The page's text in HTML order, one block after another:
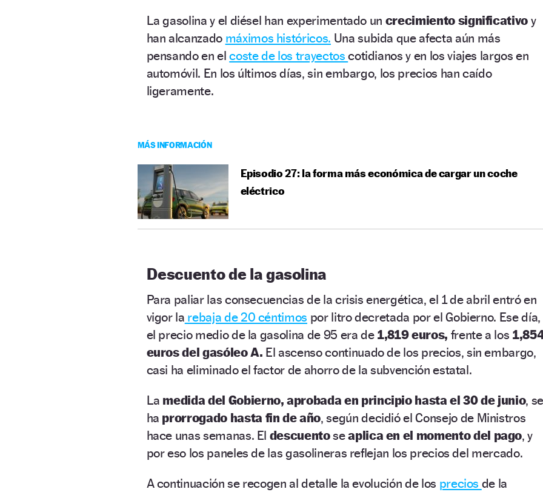
La gasolina y el diésel han experimentado un crecimiento significativo y
han alcanzado máximos históricos. Una subida que afecta aún más
pensando en elcoste de los trayectoscotidianos y en los viajes largos en
automóvil. En los últimos días, sin embargo, los precios han caído
ligeramente.
MÁS INFORMACIÓN
Episodio 27: la forma más económica de cargar un coche
eléctrico
Descuento de la gasolina
Para paliar las consecuencias de la crisis energética, el 1 de abril entró en
vigor la rebaja de 20 céntimos por litro decretada por el Gobierno. Ese día,
el precio medio de la gasolina de 95 era de 1,819 euros, frente a los
euros del gasóleo A. El ascenso continuado de los precios, sin embargo,
casi ha eliminado el factor de ahorro de la subvención estatal.
La medida del Gobierno, aprobada en principio hasta el 30 de junio, se
ha prorrogado hasta fin de año, según decidió el Consejo de Ministros
hace unas semanas. El descuentoseaplica en el momento del pago, y
por eso los paneles de las gasolineras reflejan los precios del mercado.
A continuación se recogen al detalle la evolución de los precios de la